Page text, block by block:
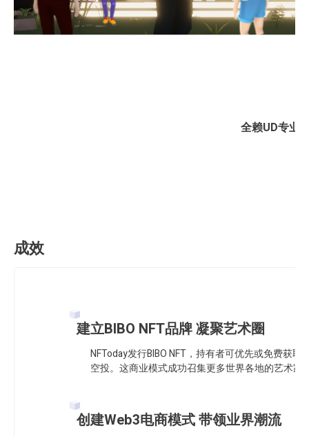
全赖UD专业
成效
建立BIBO NFT品牌 凝聚艺术圈
NFToday发行BIBO NFT，持有者可优先或免费获
空投。这商业模式成功召集更多世界各地的艺术家
创建Web3电商模式 带领业界潮流